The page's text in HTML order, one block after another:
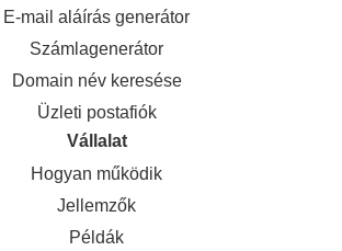
E-mail aláírás generátor
Számlagenerátor
Domain név keresése
Üzleti postafiók
Vállalat
Hogyan működik
Jellemzők
Példák